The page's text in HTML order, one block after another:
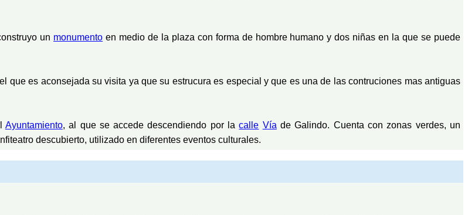
un monumento en medio de la plaza con forma de hombre humano y dos niñas en la que se puede
que es aconsejada su visita ya que su estrucura es especial y que es una de las contruciones mas antiguas
Ayuntamiento, al que se accede descendiendo por lacalle Vía de Galindo. Cuenta con zonas verdes, un
descubierto, utilizado en diferentes eventos culturales.